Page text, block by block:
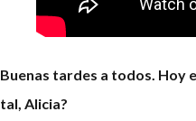
Buenas tardes a todos. Hoy
tal, Alicia?